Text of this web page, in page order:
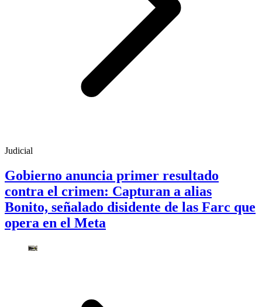
Judicial
Gobierno anuncia primer resultado
contra el crimen: Capturan a alias
Bonito, señalado disidente de las Farc que
opera en el Meta